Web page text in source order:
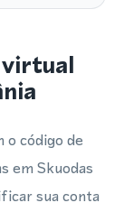
virtual
código de
em Skuodas
sua conta